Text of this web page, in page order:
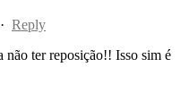
· Reply
ter reposição!! Isso sim é